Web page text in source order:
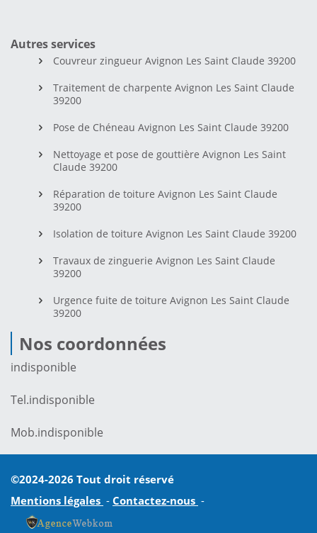
Autres services
Couvreur zingueur Avignon Les Saint Claude 39200
Traitement de charpente Avignon Les Saint Claude
39200
Pose de Chéneau Avignon Les Saint Claude 39200
Nettoyage et pose de gouttière Avignon Les Saint
Claude 39200
Réparation de toiture Avignon Les Saint Claude
39200
Isolation de toiture Avignon Les Saint Claude 39200
Travaux de zinguerie Avignon Les Saint Claude
39200
Urgence fuite de toiture Avignon Les Saint Claude
39200
Nos coordonnées
indisponible
Tel.indisponible
Mob.indisponible
©2024-2026 Tout droit réservé
Mentions légales - Contactez-nous -